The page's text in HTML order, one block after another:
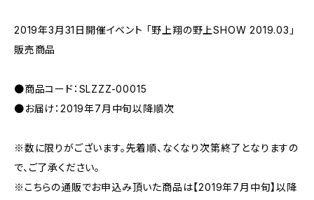
2019年3月31日開催イベント 「野上翔の野上SHOW 2019.03」
販売商品
●商品コード：SLZZZ-00015
●お届け：2019年7月中旬以降順次
※数に限りがございます。先着順、なくなり次第終了となりますの
で、ご了承ください。
※こちらの通販でお申込み頂いた商品は【2019年7月中旬】以降